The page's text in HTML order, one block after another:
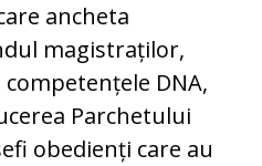
ancheta
magistraților,
DNA,
Parchetului
obedienți care au